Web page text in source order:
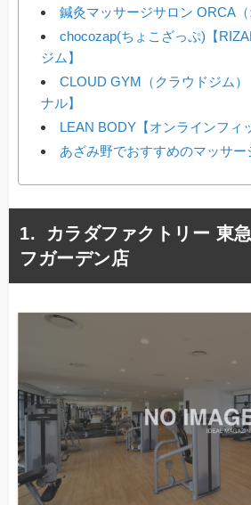
鍼灸マッサージサロン ORCA（
chocozap(ちょこざっぷ)【
ジム】
CLOUD GYM（クラウドジム
ナル】
LEAN BODY【オンラインフィ
あざみ野でおすすめのマッサー
カラダファクトリー 東
フガーデン店